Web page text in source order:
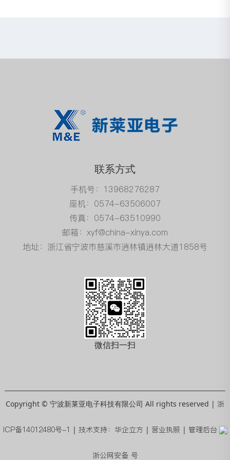
联系方式
手机号：13968276287
座机：0574-63506007
传真：0574-63510990
邮箱：xyf@china-xinya.com
地址：浙江省宁波市慈溪市逍林镇逍林大道1858号
微信扫一扫
Copyright © 宁波新莱亚电子科技有限公司 All rights reserved | 浙
ICP备14012480号-1 | 技术支持：华企立方 | 营业执照 | 管理后台
浙公网安备 号